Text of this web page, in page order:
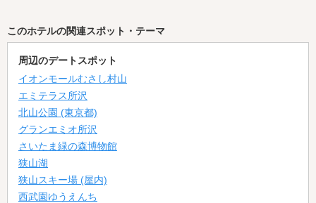
このホテルの関連スポット・テーマ
周辺のデートスポット
イオンモールむさし村山
エミテラス所沢
北山公園 (東京都)
グランエミオ所沢
さいたま緑の森博物館
狭山湖
狭山スキー場 (屋内)
西武園ゆうえんち